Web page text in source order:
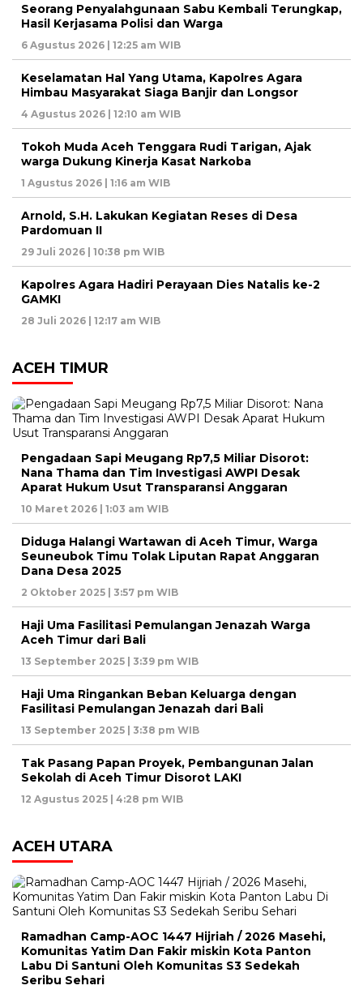
Seorang Penyalahgunaan Sabu Kembali Terungkap,
Hasil Kerjasama Polisi dan Warga
6 Agustus 2026 | 12:25 am WIB
Keselamatan Hal Yang Utama, Kapolres Agara
Himbau Masyarakat Siaga Banjir dan Longsor
4 Agustus 2026 | 12:10 am WIB
Tokoh Muda Aceh Tenggara Rudi Tarigan, Ajak
warga Dukung Kinerja Kasat Narkoba
1 Agustus 2026 | 1:16 am WIB
Arnold, S.H. Lakukan Kegiatan Reses di Desa
Pardomuan II
29 Juli 2026 | 10:38 pm WIB
Kapolres Agara Hadiri Perayaan Dies Natalis ke-2
GAMKI
28 Juli 2026 | 12:17 am WIB
ACEH TIMUR
Pengadaan Sapi Meugang Rp7,5 Miliar Disorot:
Nana Thama dan Tim Investigasi AWPI Desak
Aparat Hukum Usut Transparansi Anggaran
10 Maret 2026 | 1:03 am WIB
Diduga Halangi Wartawan di Aceh Timur, Warga
Seuneubok Timu Tolak Liputan Rapat Anggaran
Dana Desa 2025
2 Oktober 2025 | 3:57 pm WIB
Haji Uma Fasilitasi Pemulangan Jenazah Warga
Aceh Timur dari Bali
13 September 2025 | 3:39 pm WIB
Haji Uma Ringankan Beban Keluarga dengan
Fasilitasi Pemulangan Jenazah dari Bali
13 September 2025 | 3:38 pm WIB
Tak Pasang Papan Proyek, Pembangunan Jalan
Sekolah di Aceh Timur Disorot LAKI
12 Agustus 2025 | 4:28 pm WIB
ACEH UTARA
Ramadhan Camp-AOC 1447 Hijriah / 2026 Masehi,
Komunitas Yatim Dan Fakir miskin Kota Panton
Labu Di Santuni Oleh Komunitas S3 Sedekah
Seribu Sehari